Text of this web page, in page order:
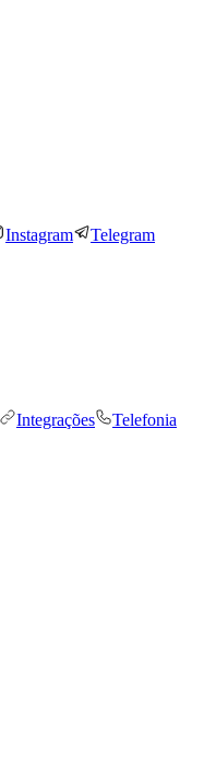
Instagram Telegram
Integrações
Telefonia